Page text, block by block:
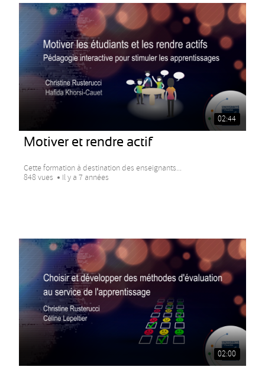
02:44
Motiver et rendre actif
Cette formation à destination des enseignants...
848 vues
Il y a 7 années
02:00